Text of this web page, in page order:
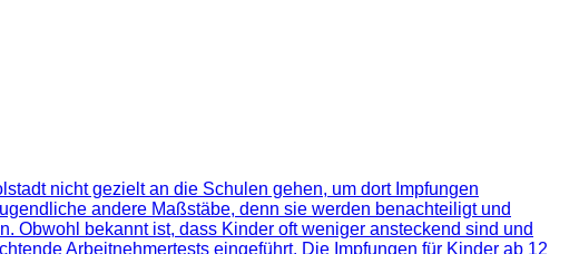
nicht gezielt an die Schulen gehen, um dort Impfungen
andere Maßstäbe, denn sie werden benachteiligt und
Obwohl bekannt ist, dass Kinder oft weniger ansteckend sind und
Arbeitnehmertests eingeführt. Die Impfungen für Kinder ab 12